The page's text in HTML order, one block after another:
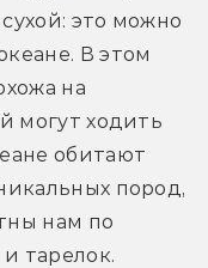
это можно
В этом
на
могут ходить
обитают
пород,
нам по
тарелок.